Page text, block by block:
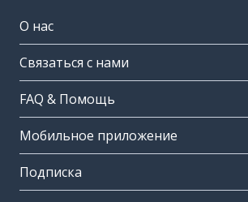
О нас
Связаться с нами
FAQ & Помощь
Мобильное приложение
Подписка